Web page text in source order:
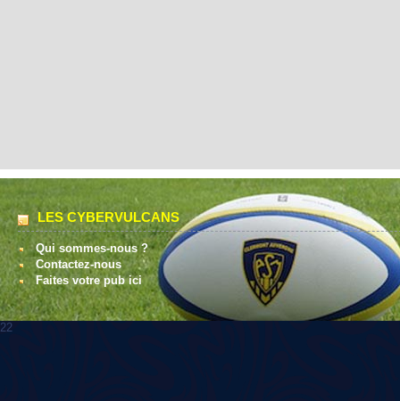
LES CYBERVULCANS
Qui sommes-nous ?
Contactez-nous
Faites votre pub ici
22